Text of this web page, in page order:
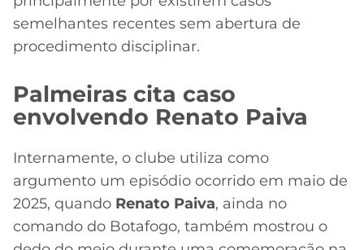
semelhantes recentes sem abertura de
procedimento disciplinar.
Palmeiras cita caso
envolvendo Renato Paiva
Internamente, o clube utiliza como
argumento um episódio ocorrido em maio de
2025, quando Renato Paiva, ainda no
comando do Botafogo, também mostrou o